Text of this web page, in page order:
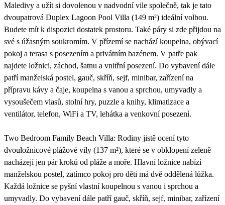
Maledivy a užít si dovolenou v nadvodní vile společně, tak je tato
dvoupatrová Duplex Lagoon Pool Villa (149 m²) ideální volbou.
Budete mít k dispozici dostatek prostoru. Také páry si zde přijdou na
své s úžasným soukromím. V přízemí se nachází koupelna, obývací
pokoj a terasa s posezením a privátním bazénem. V patře pak
najdete ložnici, záchod, šatnu a vnitřní posezení. Do vybavení dále
patří manželská postel, gauč, skříň, sejf, minibar, zařízení na
přípravu kávy a čaje, koupelna s vanou a sprchou, umyvadly a
vysoušečem vlasů, stolní hry, puzzle a knihy, klimatizace a
ventilátor, telefon, WiFi a TV, lehátka a venkovní posezení.
Two Bedroom Family Beach Villa: Rodiny jistě ocení tyto
dvouložnicové plážové vily (137 m²), které se v obklopení zeleně
nacházejí jen pár kroků od pláže a moře. Hlavní ložnice nabízí
manželskou postel, zatímco pokoj pro děti má dvě oddělená lůžka.
Každá ložnice se pyšní vlastní koupelnou s vanou i sprchou a
umyvadly. Do vybavení dále patří gauč, skříň, sejf, minibar, zařízení